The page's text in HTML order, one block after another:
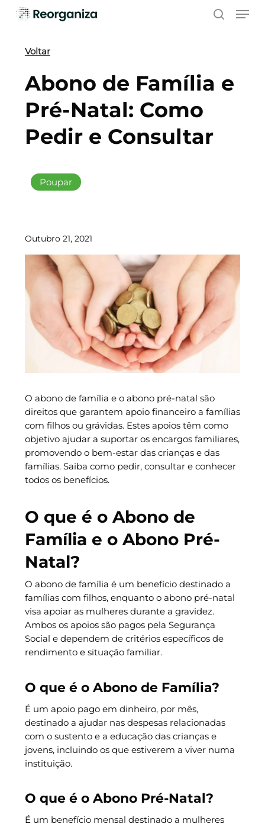
Skip
contentVoltar
Poupar
Abono de Família e
Pré-Natal: Como
Pedir e Consultar
Outubro 21, 2021
O abono de família e o abono pré-natal são
direitos que garantem apoio financeiro a famílias
com filhos ou grávidas. Estes apoios têm como
objetivo ajudar a suportar os encargos familiares,
promovendo o bem-estar das crianças e das
famílias. Saiba como pedir, consultar e conhecer
todos os benefícios.
O que é o Abono de
Família e o Abono Pré-
Natal?
O abono de família é um benefício destinado a
famílias com filhos, enquanto o abono pré-natal
visa apoiar as mulheres durante a gravidez.
Ambos os apoios são pagos pela Segurança
Social e dependem de critérios específicos de
rendimento e situação familiar.
O que é o Abono de Família?
É um apoio pago em dinheiro, por mês,
destinado a ajudar nas despesas relacionadas
com o sustento e a educação das crianças e
jovens, incluindo os que estiverem a viver numa
instituição.
O que é o Abono Pré-Natal?
É um benefício mensal destinado a mulheres